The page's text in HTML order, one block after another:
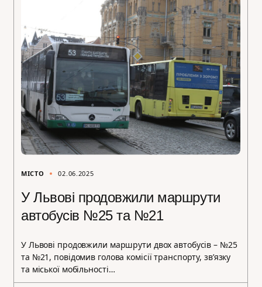
МІСТО 02.06.2025
У Львові продовжили маршрути
автобусів №25 та №21
У Львові продовжили маршрути двох автобусів – №25
та №21, повідомив голова комісії транспорту, зв’язку
та міської мобільності…